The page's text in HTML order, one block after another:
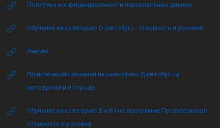
Политика конфиденциальности персональных данных
Обучение на категорию D (автобус) - стоимость и условия
Лекции
Практический экзамен на категорию Д автобус на
автодроме и в городе
Обучение на категорию B и B1 по программе Профессионал -
стоимость и условия